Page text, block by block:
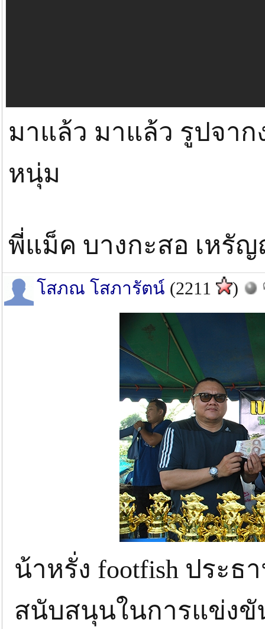
มาแล้ว มาแล้ว รูปจา
หนุ่ม
พี่แม็ค บางกะสอ เหรั
โสภณ โสภารัตน์ (2211 )
น้าหรั่ง footfish ประธ
สนับสนุนในการแข่งขั